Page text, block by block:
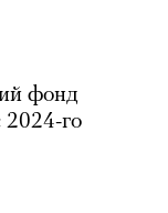
фонд
2024-го